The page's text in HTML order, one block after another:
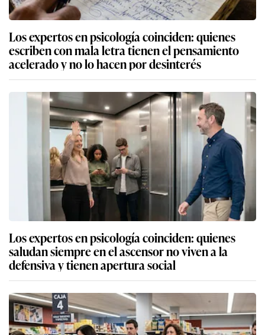
Los expertos en psicología coinciden: quienes
escriben con mala letra tienen el pensamiento
acelerado y no lo hacen por desinterés
Los expertos en psicología coinciden: quienes
saludan siempre en el ascensor no viven a la
defensiva y tienen apertura social